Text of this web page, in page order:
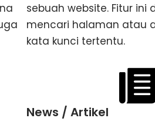
sebuah website. Fitur ini
mencari halaman atau
kata kunci tertentu.
News / Artikel